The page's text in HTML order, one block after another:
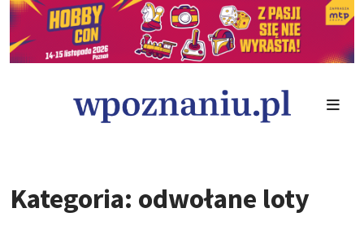
Kategoria: odwołane loty